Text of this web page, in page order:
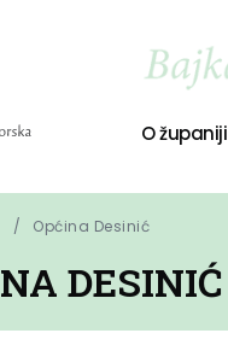
O županiji
Općina Desinić
DESINIĆ